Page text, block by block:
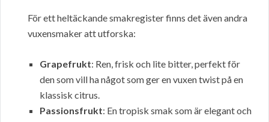
För ett heltäckande smakregister finns det även andra
vuxensmaker att utforska:
Grapefrukt: Ren, frisk och lite bitter, perfekt för
den som vill ha något som ger en vuxen twist på en
klassisk citrus.
Passionsfrukt: En tropisk smak som är elegant och